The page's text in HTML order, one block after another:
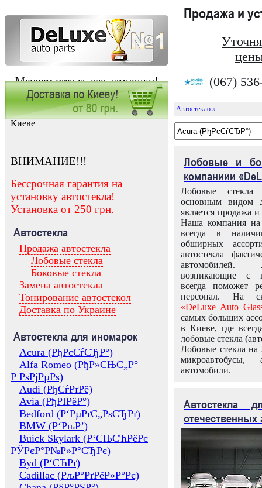
Меняем стекла, как лампочки!
Продажа и
(067)
Заказать установку автостекла в
Киеве
ВНИМАНИЕ!!!
Бессрочная гарантия на
установку автостекла!
Установка от 250 грн.
Автостекла
Продажа автостекла
Лобовые стекла
Боковые стекла
Замена автостекла
Тонирование автостекол
Доставка по Украине
Автостекла для иномарок
Acura (РђРєСѓСЂР°)
Alfa Romeo (РђР»СЊС„Р°
Р РѕРјРµРѕ)
Audi (РђСѓРґРё)
Avia (РђРІРёР°)
Bedford (Р‘РµРґС„РѕСЂРґ)
BMW (Р‘РњР’)
Buick Skylark (Р‘СЊСЋРёРє
РЎРєР°Р№Р»Р°СЂРє)
Byd (Р‘СЋРґ)
Cadillac (РљР°РґРёР»Р°Рє)
Автостекло »
Лобовые и
компаниии
Лобовые
основным видом
является продажа и
Наша компания на
всегда в
обширных
автостекла
возникающие с
всегда поможет
персонал. На
«DeLuxe Auto
самых больших
в Киеве, где
лобовые стекла
Лобовые стекла на
микроавтобусы,
автомобили.
Автостекла
отечественных